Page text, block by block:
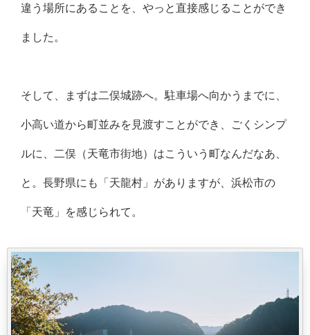
違う場所にあることを、やっと直接感じることができ
ました。
そして、まずは二俣城跡へ。駐車場へ向かうまでに、
小高い道から町並みを見渡すことができ、ごくシンプ
ルに、二俣（天竜市街地）はこういう町なんだなあ、
と。長野県にも「天龍村」がありますが、浜松市の
「天竜」を感じられて。